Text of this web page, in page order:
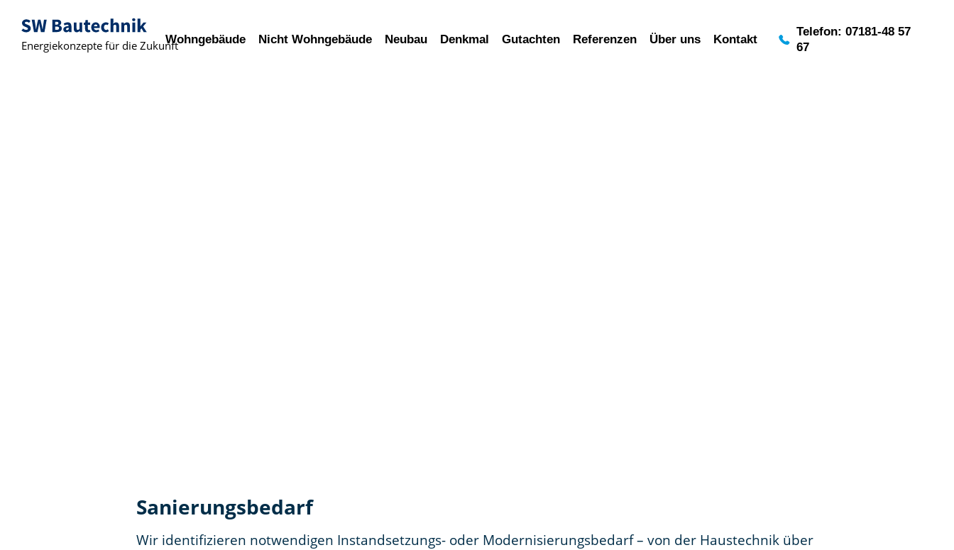
Energiekonzepte für die ZukunftWohngebäude Nicht Wohngebäude Neubau Denkmal Gutachten Referenzen Über uns Kontakt
Telefon: 07181-48 57
67
Sanierungsbedarf
Wir identifizieren notwendigen Instandsetzungs- oder Modernisierungsbedarf – von der Haustechnik über